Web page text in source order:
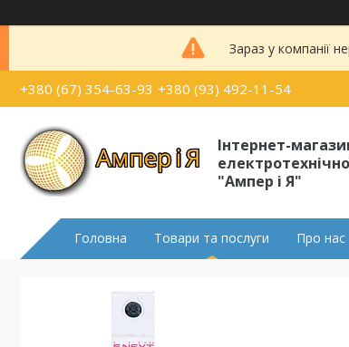
Зараз у компанії
+380 (67) 354-63-93 +380 (93) 492-11-54
Інтернет-
"Ампер і Я"
Головна Товари та послуги Про нас